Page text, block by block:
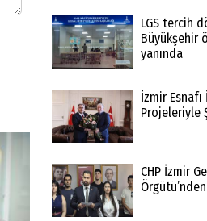
LGS tercih
Büyükşehir
yanında
İzmir Esnafı
Projeleriyle
CHP İzmir